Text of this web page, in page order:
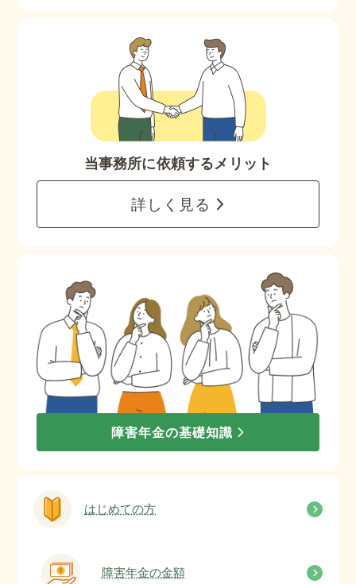
当事務所に依頼するメリット
詳しく見る
障害年金の基礎知識
はじめての方
障害年金の金額